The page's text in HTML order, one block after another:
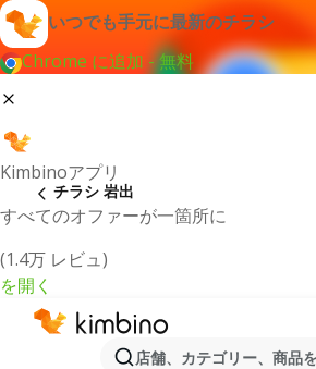
いつでも手元に最新のチラシ
Chrome に追加 - 無料
Kimbinoアプリ
すべてのオファーが一箇所に
(1.4万 レビュ)
を開く
店舗、カテゴリー、商品
チラシ 岩出
最新のチラシとオファー